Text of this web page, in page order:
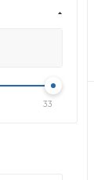
33